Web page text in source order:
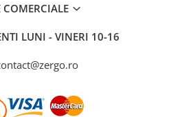
COMERCIALE
LUNI - VINERI 10-16